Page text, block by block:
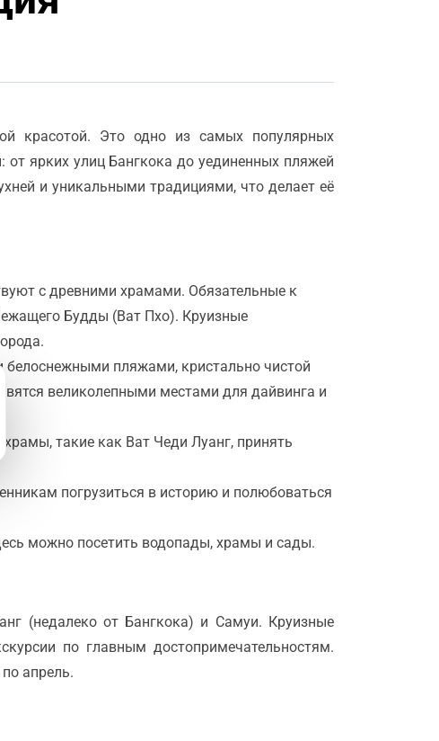
красотой. Это одно из самых популярных
от ярких улиц Бангкока до уединенных пляжей
и уникальными традициями, что делает её
с древними храмами. Обязательные к
Будды (Ват Пхо). Круизные
белоснежными пляжами, кристально чистой
великолепными местами для дайвинга и
такие как Ват Чеди Луанг, принять
погрузиться в историю и полюбоваться
можно посетить водопады, храмы и сады.
(недалеко от Бангкока) и Самуи. Круизные
по главным достопримечательностям.
апрель.